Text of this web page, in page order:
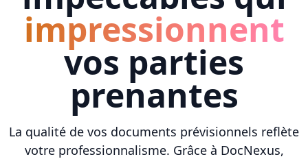
impressionnent
vos parties
prenantes
La qualité de vos documents prévisionnels reflète
votre professionnalisme. Grâce à DocNexus,